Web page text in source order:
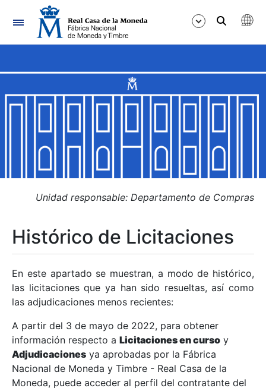
Navegación
Mostrar/Ocultar
Mostrar/Ocultar
Mostrar/Ocultar
Mostrar/Ocultar
Mostrar/Ocultar
Mostrar/Ocultar
Unidad responsable: Departamento de Compras
Histórico de Licitaciones
En este apartado se muestran, a modo de histórico,
las licitaciones que ya han sido resueltas, así como
las adjudicaciones menos recientes:
A partir del 3 de mayo de 2022, para obtener
información respecto a Licitaciones en curso y
Adjudicaciones ya aprobadas por la Fábrica
Nacional de Moneda y Timbre - Real Casa de la
Moneda, puede acceder al perfil del contratante del